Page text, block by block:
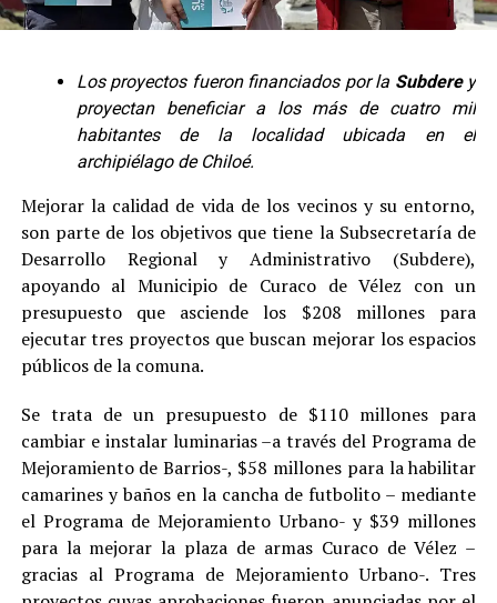
Los proyectos fueron financiados por la Subderey
proyectan beneficiar a los más de cuatro mil
habitantes de la localidad ubicada en el
archipiélago de Chiloé.
Mejorar la calidad de vida de los vecinos y su entorno,
son parte de los objetivos que tiene la Subsecretaría de
Desarrollo Regional y Administrativo (Subdere),
apoyando al Municipio de Curaco de Vélez con un
presupuesto que asciende los $208 millones para
ejecutar tres proyectos que buscan mejorar los espacios
públicos de la comuna.
Se trata de un presupuesto de $110 millones para
cambiar e instalar luminarias –a través del Programa de
Mejoramiento de Barrios-, $58 millones para la habilitar
camarines y baños en la cancha de futbolito – mediante
el Programa de Mejoramiento Urbano- y $39 millones
para la mejorar la plaza de armas Curaco de Vélez –
gracias al Programa de Mejoramiento Urbano-. Tres